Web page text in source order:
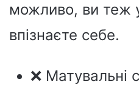
можливо, ви теж
впізнаєте себе.
❌ Матувальні